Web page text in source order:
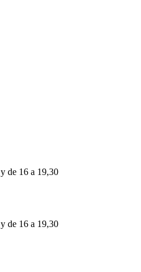
de 16 a 19,30
de 16 a 19,30